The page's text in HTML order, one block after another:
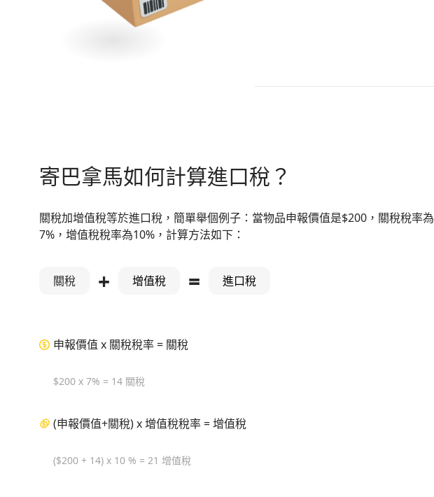
寄巴拿馬如何計算進口稅？
關稅加增值稅等於進口稅，簡單舉個例子：當物品申報價值是$200，關稅稅率為
7%，增值稅稅率為10%，計算方法如下：
關稅 + 增值稅 = 進口稅
申報價值 x 關稅稅率 = 關稅
$200 x 7% = 14 關稅
(申報價值+關稅) x 增值稅稅率 = 增值稅
($200 + 14) x 10 % = 21 增值稅